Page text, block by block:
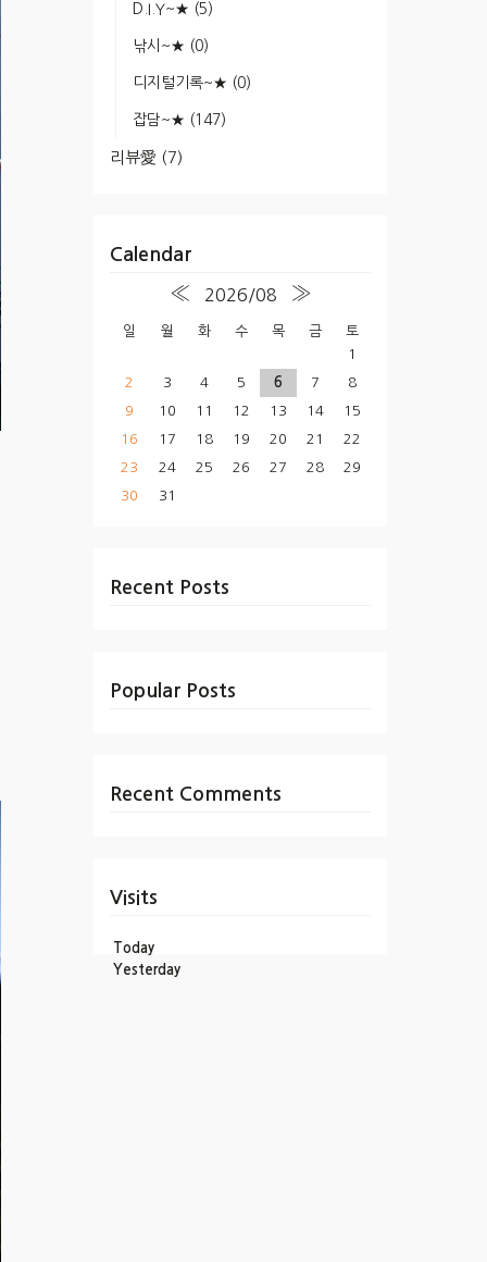
D.I.Y~★ (5)
낚시~★ (0)
디지털기록~★ (0)
잡담~★ (147)
리뷰愛 (7)
Calendar
« 2026/08 »
일 월 화 수 목 금
토
1
2
3 4 5 6 7
8
9
10 11 12 13 14
15
16
17 18 19 20 21
22
23
24 25 26 27 28
29
30
31
Recent Posts
Popular Posts
Recent Comments
Visits
Today
Yesterday